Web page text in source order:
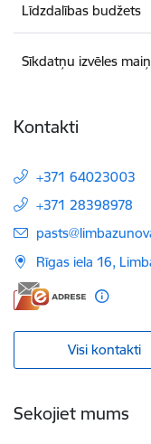
Līdzdalības budžets
Sīkdatņu izvēles
Kontakti
+371 64023003
+371 28398978
E-pasts:
Rīgas iela 16,
Visi kontakti
Sekojiet mums